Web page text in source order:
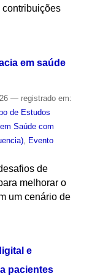
contribuições
em saúde
— registrado em:
de Estudos
Saúde com
, Evento
de
melhorar o
um cenário de
e
pacientes